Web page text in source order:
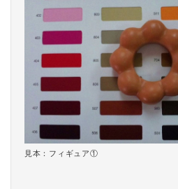
見本：フィギュア①